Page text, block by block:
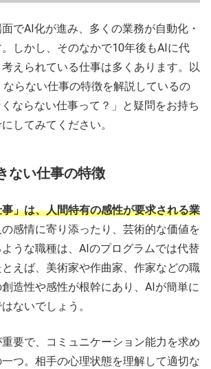
に関するFAQ
でAI化が進み、多くの業務が自動化・
しかし、そのなかで10年後もAIに代
えられている仕事は多くあります。以
らない仕事の特徴を解説しているの
ならない仕事って？」と疑問をお持ち
してみてください。
ない仕事の特徴
」は、人間特有の感性が要求される業
の感情に寄り添ったり、芸術的な価値を
うな職種は、AIのプログラムでは代替
えば、美術家や作曲家、作家などの職
造性や感性が根幹にあり、AIが簡単に
ないでしょう。
要で、コミュニケーション能力を求め
つ。相手の心理状態を理解して適切な